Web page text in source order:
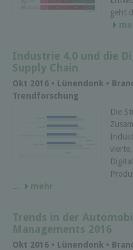
geht
Industrie 4.0 und die
Supply Chain
Okt 2016 • Lünendonk •
Trendforschung
Die
...
mehr
Trends in der
Managements 2016
Okt 2016 • Lünendonk •